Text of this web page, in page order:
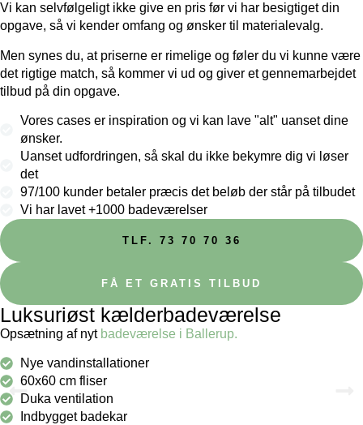
Vi kan selvfølgeligt ikke give en pris før vi har besigtiget din
opgave, så vi kender omfang og ønsker til materialevalg.
Men synes du, at priserne er rimelige og føler du vi kunne være
det rigtige match, så kommer vi ud og giver et gennemarbejdet
tilbud på din opgave.
Vores cases er inspiration og vi kan lave "alt" uanset dine
ønsker.
Uanset udfordringen, så skal du ikke bekymre dig vi løser
det
97/100 kunder betaler præcis det beløb der står på tilbudet
Vi har lavet +1000 badeværelser
TLF. 73 70 70 36
FÅ ET GRATIS TILBUD
Luksuriøst kælderbadeværelse
Opsætning af nyt badeværelse i Ballerup.
Nye vandinstallationer
60x60 cm fliser
Duka ventilation
Indbygget badekar